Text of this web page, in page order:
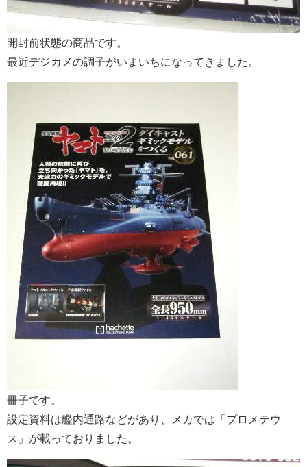
開封前状態の商品です。
最近デジカメの調子がいまいちになってきました。
冊子です。
設定資料は艦内通路などがあり、メカでは「プロメテウ
ス」が載っておりました。